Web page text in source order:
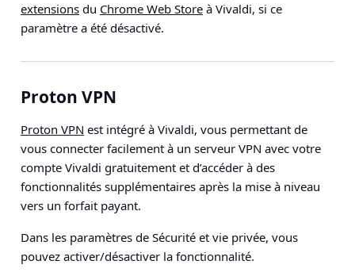
extensions du Chrome Web Store à Vivaldi, si ce
paramètre a été désactivé.
Proton VPN
Proton VPN est intégré à Vivaldi, vous permettant de
vous connecter facilement à un serveur VPN avec votre
compte Vivaldi gratuitement et d’accéder à des
fonctionnalités supplémentaires après la mise à niveau
vers un forfait payant.
Dans les paramètres de Sécurité et vie privée, vous
pouvez activer/désactiver la fonctionnalité.